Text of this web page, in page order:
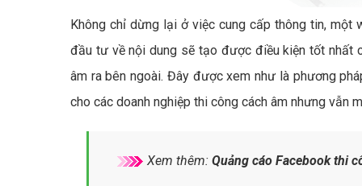
Không chỉ dừng lại ở việc cung cấp thông tin,
đầu tư về nội dung sẽ tạo được điều kiện tốt nhất
âm ra bên ngoài. Đây được xem như là phương
cho các doanh nghiệp thi công cách âm nhưng vẫn
Xem thêm: Quảng cáo Facebook thi